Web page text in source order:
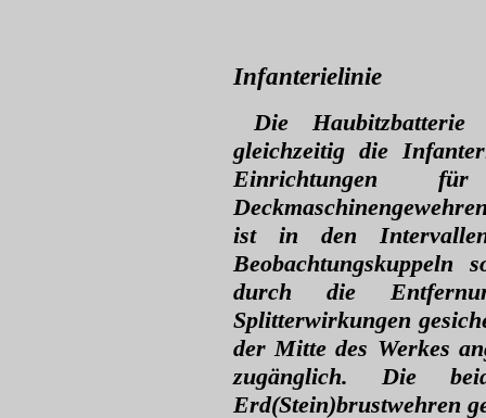
Infanterielinie
Die
gleichzeitig die
Einrichtungen
ist in den
Beobachtungskuppeln
durch die
Splitterwirkungen
der Mitte des Werkes
zugänglich. Die
Erd(Stein)brustwehren